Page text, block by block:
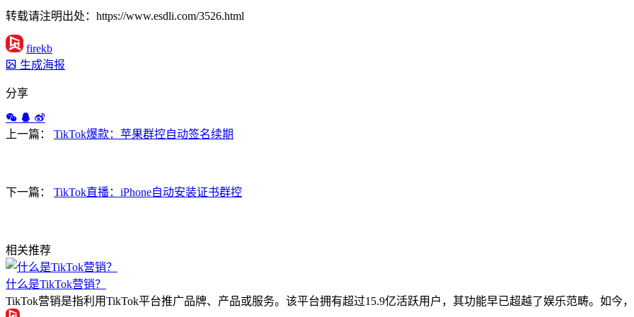
转载请注明出处：https://www.esdli.com/3526.html
firekb
生成海报
分享
上一篇： TikTok爆款：苹果群控自动签名续期
下一篇： TikTok直播：iPhone自动安装证书群控
相关推荐
什么是TikTok营销？
TikTok营销是指利用TikTok平台推广品牌、产品或服务。该平台拥有超过15.9亿活跃用户，其功能早已超越了娱乐范畴。如今